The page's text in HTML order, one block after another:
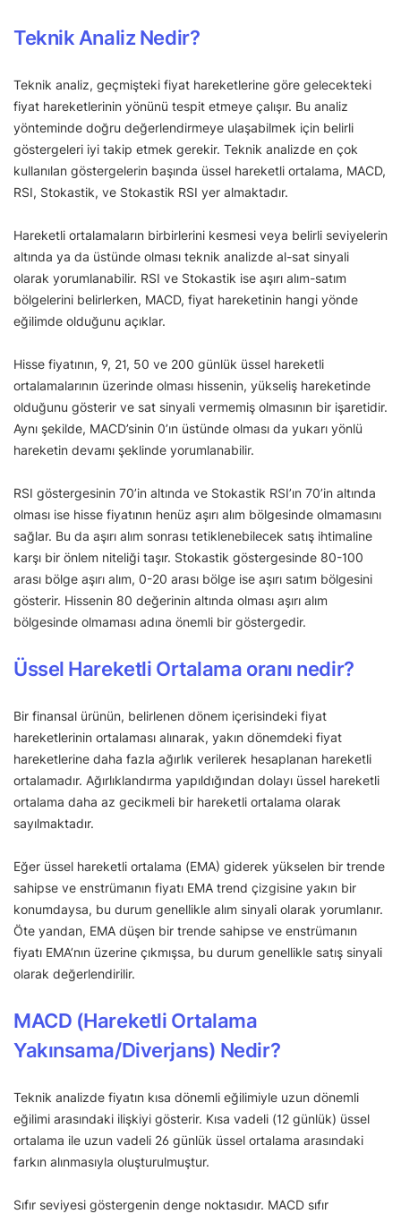
Teknik Analiz Nedir?
Teknik analiz, geçmişteki fiyat hareketlerine göre gelecekteki
fiyat hareketlerinin yönünü tespit etmeye çalışır. Bu analiz
yönteminde doğru değerlendirmeye ulaşabilmek için belirli
göstergeleri iyi takip etmek gerekir. Teknik analizde en çok
kullanılan göstergelerin başında üssel hareketli ortalama, MACD,
RSI, Stokastik, ve Stokastik RSI yer almaktadır.
Hareketli ortalamaların birbirlerini kesmesi veya belirli seviyelerin
altında ya da üstünde olması teknik analizde al-sat sinyali
olarak yorumlanabilir. RSI ve Stokastik ise aşırı alım-satım
bölgelerini belirlerken, MACD, fiyat hareketinin hangi yönde
eğilimde olduğunu açıklar.
Hisse fiyatının, 9, 21, 50 ve 200 günlük üssel hareketli
ortalamalarının üzerinde olması hissenin, yükseliş hareketinde
olduğunu gösterir ve sat sinyali vermemiş olmasının bir işaretidir.
Aynı şekilde, MACD’sinin 0’ın üstünde olması da yukarı yönlü
hareketin devamı şeklinde yorumlanabilir.
RSI göstergesinin 70’in altında ve Stokastik RSI’ın 70’in altında
olması ise hisse fiyatının henüz aşırı alım bölgesinde olmamasını
sağlar. Bu da aşırı alım sonrası tetiklenebilecek satış ihtimaline
karşı bir önlem niteliği taşır. Stokastik göstergesinde 80-100
arası bölge aşırı alım, 0-20 arası bölge ise aşırı satım bölgesini
gösterir. Hissenin 80 değerinin altında olması aşırı alım
bölgesinde olmaması adına önemli bir göstergedir.
Üssel Hareketli Ortalama oranı nedir?
Bir finansal ürünün, belirlenen dönem içerisindeki fiyat
hareketlerinin ortalaması alınarak, yakın dönemdeki fiyat
hareketlerine daha fazla ağırlık verilerek hesaplanan hareketli
ortalamadır. Ağırlıklandırma yapıldığından dolayı üssel hareketli
ortalama daha az gecikmeli bir hareketli ortalama olarak
sayılmaktadır.
Eğer üssel hareketli ortalama (EMA) giderek yükselen bir trende
sahipse ve enstrümanın fiyatı EMA trend çizgisine yakın bir
konumdaysa, bu durum genellikle alım sinyali olarak yorumlanır.
Öte yandan, EMA düşen bir trende sahipse ve enstrümanın
fiyatı EMA’nın üzerine çıkmışsa, bu durum genellikle satış sinyali
olarak değerlendirilir.
MACD (Hareketli Ortalama
Yakınsama/Diverjans) Nedir?
Teknik analizde fiyatın kısa dönemli eğilimiyle uzun dönemli
eğilimi arasındaki ilişkiyi gösterir. Kısa vadeli (12 günlük) üssel
ortalama ile uzun vadeli 26 günlük üssel ortalama arasındaki
farkın alınmasıyla oluşturulmuştur.
Sıfır seviyesi göstergenin denge noktasıdır. MACD sıfır